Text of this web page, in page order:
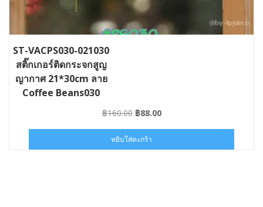
ST-VACPS030-021030
สติ๊กเกอร์ติดกระจกสูญ
ญากาศ 21*30cm ลาย
Coffee Beans030
฿160.00 Original
was:
฿160.00.
฿88.00Current
฿88.00.
หยิบใส่ตะกร้า